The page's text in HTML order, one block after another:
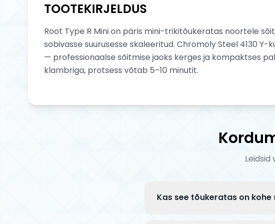
TOOTEKIRJELDUS
Root Type R Mini on päris mini-trikitõukeratas noortele
sobivasse suurusesse skaleeritud. Chromoly Steel 4130
— professionaalse sõitmise jaoks kerges ja kompaktses
klambriga, protsess võtab 5–10 minutit.
Leidsid
Kas see tõukeratas on kohe